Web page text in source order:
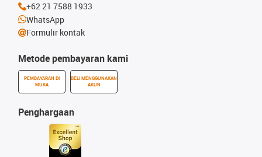
Metode pembayaran kami
PEMBAYARAN DI
MUKA
BELI MENGGUNAKAN
AKUN
Penghargaan
+62 21 7588 1933
WhatsApp
Formulir kontak